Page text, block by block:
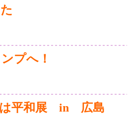
プへ！
平和展 in 広島